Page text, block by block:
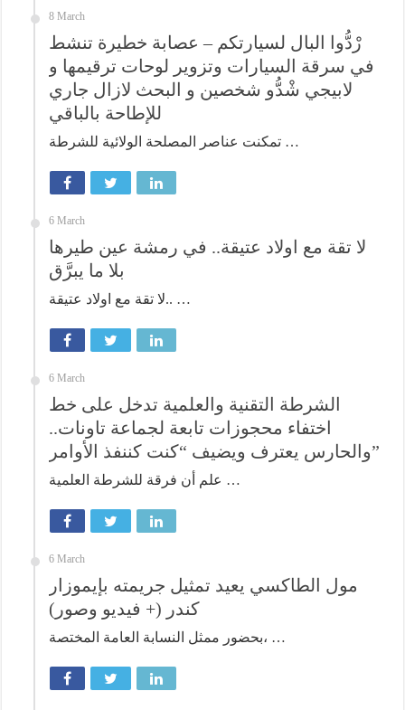
8 March
رْدُّوا البال لسيارتكم – عصابة خطيرة تنشط
في سرقة السيارات وتزوير لوحات ترقيمها و
لابيجي شْدُّو شخصين و البحث لازال جاري
للإطاحة بالباقي
تمكنت عناصر المصلحة الولائية للشرطة …
6 March
لا تقة مع اولاد عتيقة.. في رمشة عين طيرها
بلا ما يبرَّق
لا تقة مع اولاد عتيقة.. …
6 March
الشرطة التقنية والعلمية تدخل على خط
اختفاء محجوزات تابعة لجماعة تاونات..
والحارس يعترف ويضيف “كنت كننفذ الأوامر”
علم أن فرقة للشرطة العلمية …
6 March
مول الطاكسي يعيد تمثيل جريمته بإيموزار
كندر (+ فيديو وصور)
بحضور ممثل النسابة العامة المختصة، …